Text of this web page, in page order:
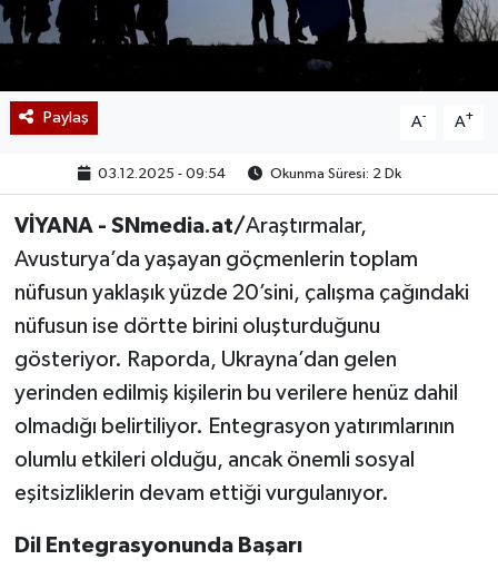
Paylaş A- A+
03.12.2025 - 09:54 Okunma Süresi: 2 Dk
VİYANA - SNmedia.at/Araştırmalar,
Avusturya’da yaşayan göçmenlerin toplam
nüfusun yaklaşık yüzde 20’sini, çalışma çağındaki
nüfusun ise dörtte birini oluşturduğunu
gösteriyor. Raporda, Ukrayna’dan gelen
yerinden edilmiş kişilerin bu verilere henüz dahil
olmadığı belirtiliyor. Entegrasyon yatırımlarının
olumlu etkileri olduğu, ancak önemli sosyal
eşitsizliklerin devam ettiği vurgulanıyor.
Dil Entegrasyonunda Başarı